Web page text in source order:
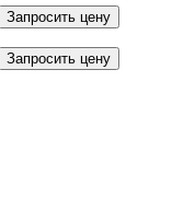
Запросить цену
Запросить цену